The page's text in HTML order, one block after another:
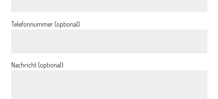
Telefonnummer (optional)
Nachricht (optional)